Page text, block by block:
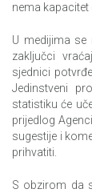
nema kapacitet
U medijima
zaključci
sjednici
Jedinstveni
statistiku će
prijedlog
sugestije i
prihvatiti.
S obzirom da